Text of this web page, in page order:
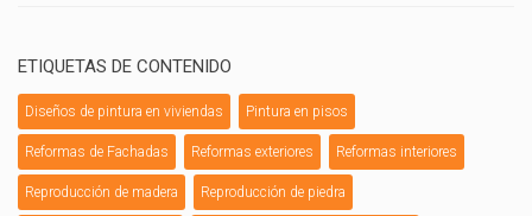
ETIQUETAS DE CONTENIDO
Diseños de pintura en viviendas Pintura en pisos
Reformas de Fachadas Reformas exteriores Reformas interiores
Reproducción de madera Reproducción de piedra